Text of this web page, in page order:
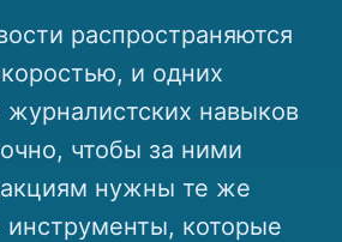
распространяются
и одних
журналистских навыков
чтобы за ними
нужны те же
которые